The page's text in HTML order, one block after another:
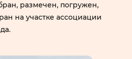
размечен, погружен,
на участке ассоциации